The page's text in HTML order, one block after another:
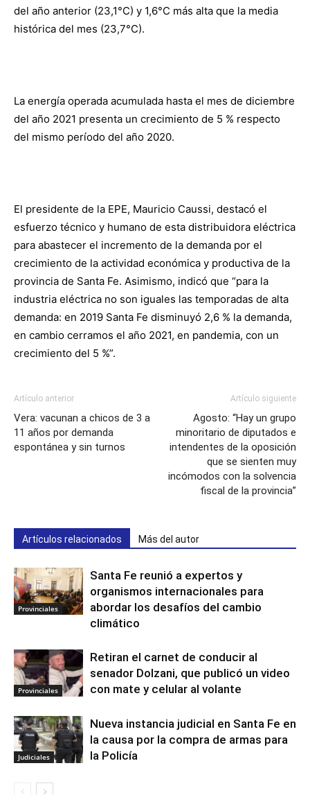
del año anterior (23,1°C) y 1,6°C más alta que la media
histórica del mes (23,7°C).
La energía operada acumulada hasta el mes de diciembre
del año 2021 presenta un crecimiento de 5 % respecto
del mismo período del año 2020.
El presidente de la EPE, Mauricio Caussi, destacó el
esfuerzo técnico y humano de esta distribuidora eléctrica
para abastecer el incremento de la demanda por el
crecimiento de la actividad económica y productiva de la
provincia de Santa Fe. Asimismo, indicó que “para la
industria eléctrica no son iguales las temporadas de alta
demanda: en 2019 Santa Fe disminuyó 2,6 % la demanda,
en cambio cerramos el año 2021, en pandemia, con un
crecimiento del 5 %”.
Artículo anterior
Vera: vacunan a chicos de 3 a
11 años por demanda
espontánea y sin turnos
Artículo siguiente
Agosto: “Hay un grupo
minoritario de diputados e
intendentes de la oposición
que se sienten muy
incómodos con la solvencia
fiscal de la provincia”
Artículos relacionados Más del autor
Provinciales
Santa Fe reunió a expertos y
organismos internacionales para
abordar los desafíos del cambio
climático
Provinciales
Retiran el carnet de conducir al
senador Dolzani, que publicó un video
con mate y celular al volante
Judiciales
Nueva instancia judicial en Santa Fe en
la causa por la compra de armas para
la Policía